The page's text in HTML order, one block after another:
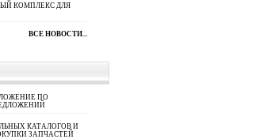
КОМПЛЕКС ДЛЯ
ВСЕ НОВОСТИ...
ПО
КАТАЛОГОВ И
ЗАПЧАСТЕЙ